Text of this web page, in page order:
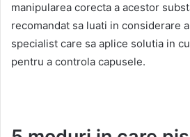
manipularea corecta a acestor
recomandat sa luati in considerare
specialist care sa aplice solutia in
pentru a controla capusele.